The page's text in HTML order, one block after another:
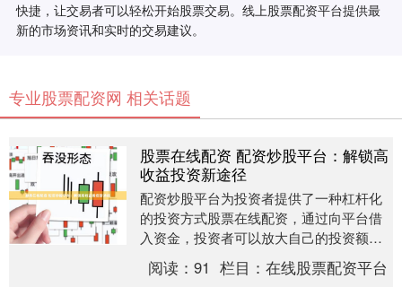
快捷，让交易者可以轻松开始股票交易。线上股票配资平台提供最
新的市场资讯和实时的交易建议。
专业股票配资网 相关话题
股票在线配资 配资炒股平台：解锁高
收益投资新途径
配资炒股平台为投资者提供了一种杠杆化
的投资方式股票在线配资，通过向平台借
入资金，投资者可以放大自己的投资额，
从而获得更高的收益。 另外，股票配资网
上交易还可以让....
阅读：91 栏目：在线股票配资平台